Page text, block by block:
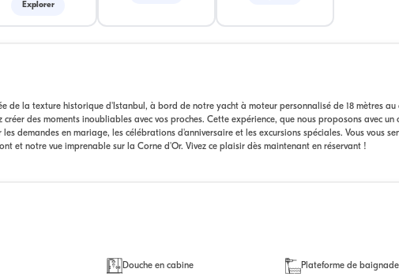
Explorer
de la texture historique d'Istanbul, à bord de notre yacht à moteur personnalisé de 18 mètres
créer des moments inoubliables avec vos proches. Cette expérience, que nous proposons avec
demandes en mariage, les célébrations d'anniversaire et les excursions spéciales. Vous vous
et notre vue imprenable sur la Corne d'Or. Vivez ce plaisir dès maintenant en réservant !
Douche en cabine Plateforme de baignade